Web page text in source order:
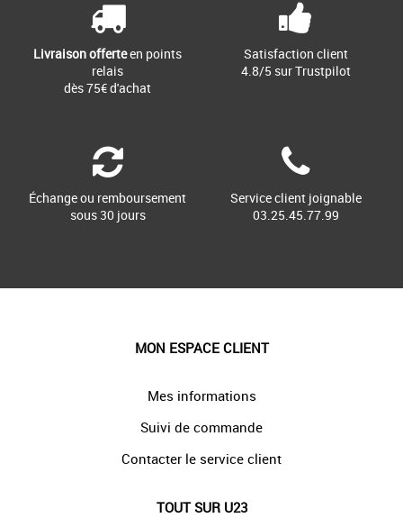
Livraison offerteen points
relais
dès 75€ d'achat
Satisfaction client
4.8/5 sur Trustpilot
Échange ou remboursement
sous 30 jours
Service client joignable
03.25.45.77.99
MON ESPACE CLIENT
Mes informations
Suivi de commande
Contacter le service client
TOUT SUR U23